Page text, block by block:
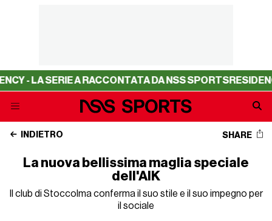
- LA SERIE A RACCONTATA DA NSS SPORTSRESIDENCY
INDIETRO SHARE
La nuova bellissima maglia speciale
dell'AIK
Il club di Stoccolma conferma il suo stile e il suo impegno per
il sociale